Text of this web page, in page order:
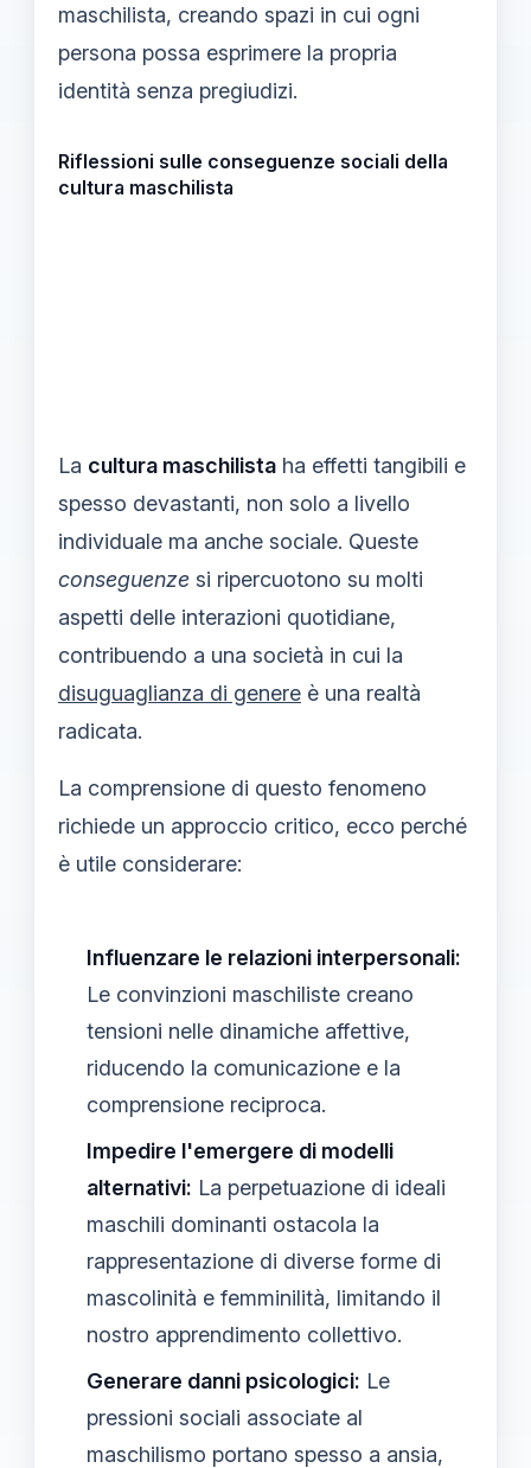
maschilista, creando spazi in cui ogni
persona possa esprimere la propria
identità senza pregiudizi.
Riflessioni sulle conseguenze sociali della
cultura maschilista
La cultura maschilista ha effetti tangibili e
spesso devastanti, non solo a livello
individuale ma anche sociale. Queste
conseguenze si ripercuotono su molti
aspetti delle interazioni quotidiane,
contribuendo a una società in cui la
disuguaglianza di genere è una realtà
radicata.
La comprensione di questo fenomeno
richiede un approccio critico, ecco perché
è utile considerare:
Influenzare le relazioni interpersonali:
Le convinzioni maschiliste creano
tensioni nelle dinamiche affettive,
riducendo la comunicazione e la
comprensione reciproca.
Impedire l'emergere di modelli
alternativi: La perpetuazione di ideali
maschili dominanti ostacola la
rappresentazione di diverse forme di
mascolinità e femminilità, limitando il
nostro apprendimento collettivo.
Generare danni psicologici: Le
pressioni sociali associate al
maschilismo portano spesso a ansia,